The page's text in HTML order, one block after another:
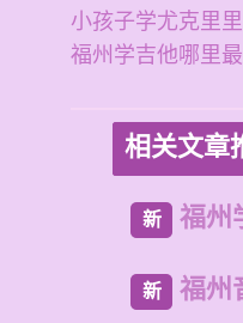
小孩子学尤克里里
福州学吉他哪里
相关文章
新 福州
新 福州